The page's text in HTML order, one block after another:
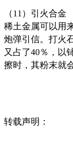
（11）引火合金
稀土金属可以用
炮弹引信。打火
又占了40％，以
擦时，其粉末就
转载声明：